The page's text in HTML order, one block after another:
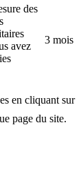
des
avez
3 mois
en cliquant sur
page du site.